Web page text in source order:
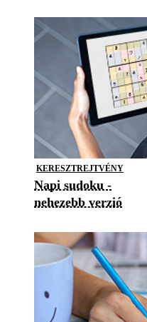
KERESZTREJTVÉNY
Napi sudoku -
nehezebb verzió